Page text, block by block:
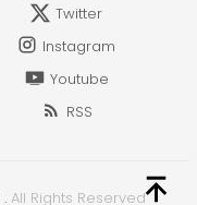
Twitter
Instagram
Youtube
RSS
. All Rights Reserved